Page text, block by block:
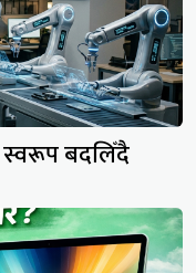
स्वरूप बदलिँदै